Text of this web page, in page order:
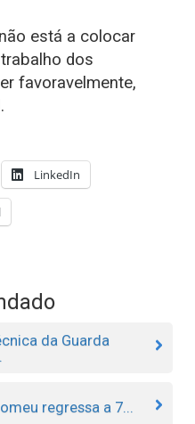
está a colocar
dos
favoravelmente,
LinkedIn
da Guarda
regressa a 7...